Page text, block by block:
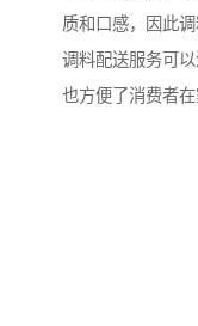
质和口感，因此
调料配送服务可
也方便了消费者在